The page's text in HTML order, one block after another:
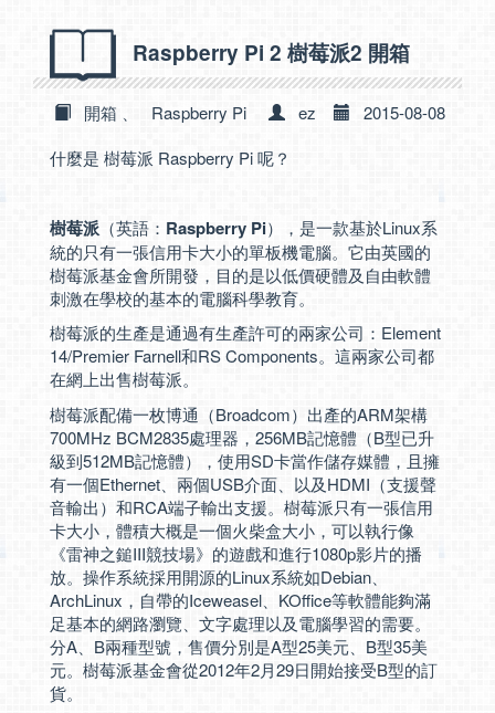
Raspberry Pi 2 樹莓派2 開箱
開箱 Raspberry Pi ez
2015-08-08
什麼是 樹莓派 Raspberry Pi 呢？
樹莓派 （英語： Raspberry Pi），是一款基於Linux系
統的只有一張信用卡大小的單板機電腦。它由英國的
樹莓派基金會所開發，目的是以低價硬體及自由軟體
刺激在學校的基本的電腦科學教育。
樹莓派的生產是通過有生產許可的兩家公司：Element
14/Premier Farnell和RS Components。這兩家公司都
在網上出售樹莓派。
樹莓派配備一枚博通（Broadcom）出產的ARM架構
700MHz BCM2835處理器，256MB記憶體（B型已升
級到512MB記憶體），使用SD卡當作儲存媒體，且擁
有一個Ethernet、兩個USB介面、以及HDMI（支援聲
音輸出）和RCA端子輸出支援。樹莓派只有一張信用
卡大小，體積大概是一個火柴盒大小，可以執行像
《雷神之鎚III競技場》的遊戲和進行1080p影片的播
放。操作系統採用開源的Linux系統如Debian、
ArchLinux，自帶的Iceweasel、KOffice等軟體能夠滿
足基本的網路瀏覽、文字處理以及電腦學習的需要。
分A、B兩種型號，售價分別是A型25美元、B型35美
元。樹莓派基金會從2012年2月29日開始接受B型的訂
貨。